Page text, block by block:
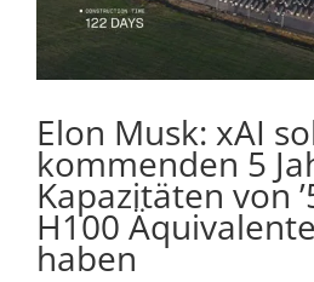
Elon Musk: xAI
kommenden 5
Kapazitäten von
H100
haben